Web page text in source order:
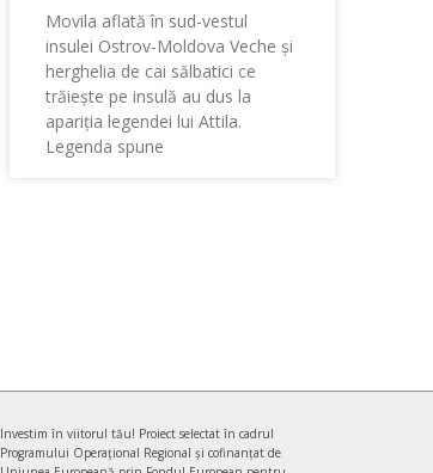
Movila aflată în sud-vestul
insulei Ostrov-Moldova Veche și
herghelia de cai sălbatici ce
trăiește pe insulă au dus la
apariția legendei lui Attila.
Legenda spune
Investim în viitorul tău! Proiect selectat în cadrul
Programului Operaţional Regional şi cofinanţat de